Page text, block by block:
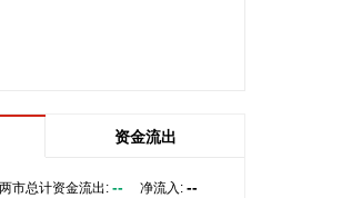
利率随着产能利用率的提升也在
资金流出
两市总计资金流出: -- 净流入: --